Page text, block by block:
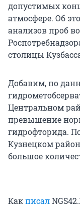
допустимых
атмосфере. Об
анализов проб
столицы
Добавим, по
Центральном
превышение
гидрофторида.
Кузнецком
большое
Какписал